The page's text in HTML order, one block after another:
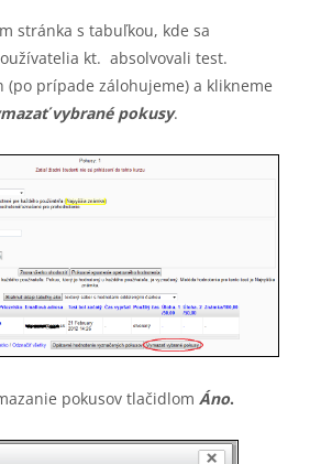
stránka s tabuľkou, kde sa
kt. absolvovali test.
(po prípade zálohujeme) a klikneme
vybrané pokusy.
pokusov tlačidlom Áno.